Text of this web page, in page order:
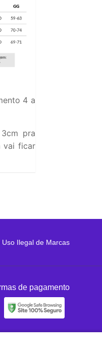
4 a
pra
vai ficar
Uso Ilegal de Marcas
de pagamento